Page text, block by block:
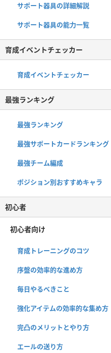
サポート器具の詳細解説
サポート器具の能力一覧
育成イベントチェッカー
育成イベントチェッカー
最強ランキング
最強ランキング
最強サポートカードランキング
最強チーム編成
ポジション別おすすめキャラ
初心者
初心者向け
育成トレーニングのコツ
序盤の効率的な進め方
毎日やるべきこと
強化アイテムの効率的な集め方
完凸のメリットとやり方
エールの送り方